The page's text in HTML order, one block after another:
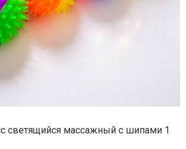
светящийся массажный с шипами 1